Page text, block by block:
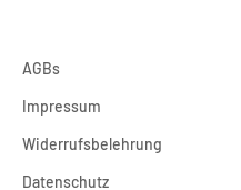
AGBs
Impressum
Widerrufsbelehrung
Datenschutz